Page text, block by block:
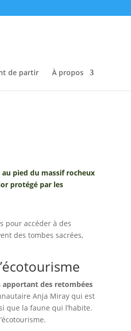
de partir À propos
au pied du massif rocheux
protégé par les
pour accéder à des
des tombes sacrées,
apportant des retombées
Anja Miray qui est
que la faune qui l’habite.